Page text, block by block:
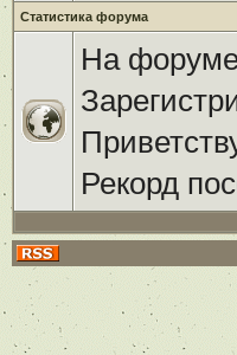
Статистика форума
На
Рекорд